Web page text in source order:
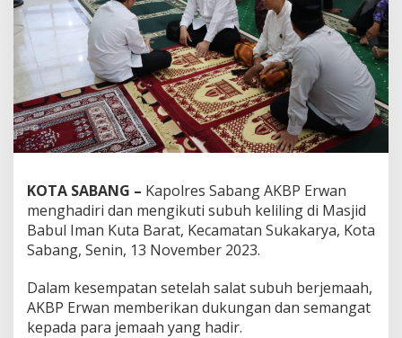
KOTA SABANG – Kapolres Sabang AKBP Erwan
menghadiri dan mengikuti subuh keliling di Masjid
Babul Iman Kuta Barat, Kecamatan Sukakarya, Kota
Sabang, Senin, 13 November 2023.
Dalam kesempatan setelah salat subuh berjemaah,
AKBP Erwan memberikan dukungan dan semangat
kepada para jemaah yang hadir.